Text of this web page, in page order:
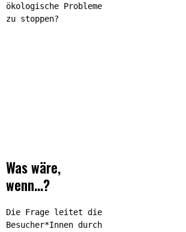
ökologische Probleme
zu stoppen?
Was wäre,
wenn…?
Die Frage leitet die
Besucher*Innen durch